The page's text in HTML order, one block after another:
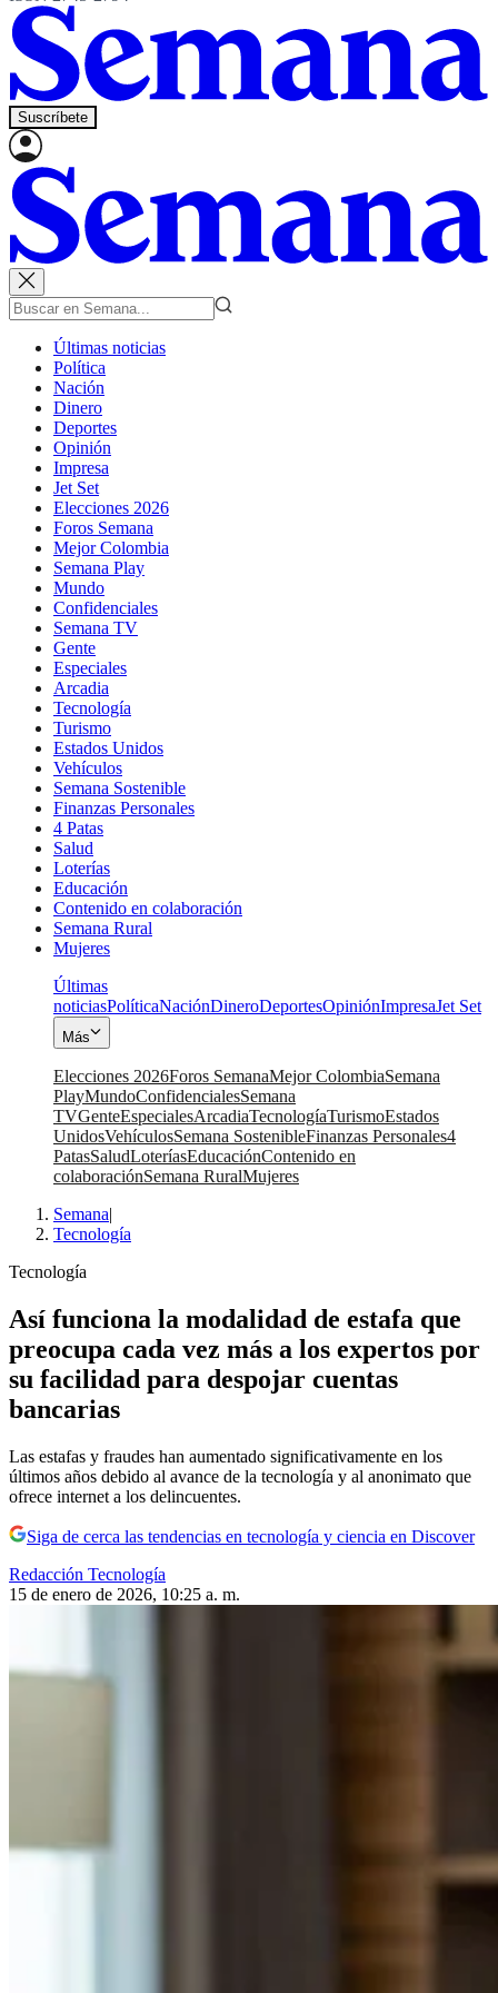
Suscríbete
Últimas noticias
Política
Nación
Dinero
Deportes
Opinión
Impresa
Jet Set
Elecciones 2026
Foros Semana
Mejor Colombia
Semana Play
Mundo
Confidenciales
Semana TV
Gente
Especiales
Arcadia
Tecnología
Turismo
Estados Unidos
Vehículos
Semana Sostenible
Finanzas Personales
4 Patas
Salud
Loterías
Educación
Contenido en colaboración
Semana Rural
Mujeres
Últimas
noticiasPolíticaNaciónDineroDeportesOpiniónImpresaJet Set
Más
Elecciones 2026Foros SemanaMejor ColombiaSemana
PlayMundoConfidencialesSemana
TVGenteEspecialesArcadiaTecnologíaTurismoEstados
UnidosVehículosSemana SostenibleFinanzas Personales4
PatasSaludLoteríasEducaciónContenido en
colaboraciónSemana RuralMujeres
Semana|
Tecnología
Tecnología
Así funciona la modalidad de estafa que
preocupa cada vez más a los expertos por
su facilidad para despojar cuentas
bancarias
Las estafas y fraudes han aumentado significativamente en los
últimos años debido al avance de la tecnología y al anonimato que
ofrece internet a los delincuentes.
Siga de cerca las tendencias en tecnología y ciencia en Discover
Redacción Tecnología
15 de enero de 2026, 10:25 a. m.